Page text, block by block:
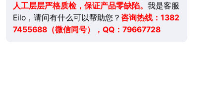
人工层层严格质检，保证产品零缺陷。 我是客服
Eilo，请问有什么可以帮助您？ 咨询热线：1382
7455688（微信同号），QQ：79667728